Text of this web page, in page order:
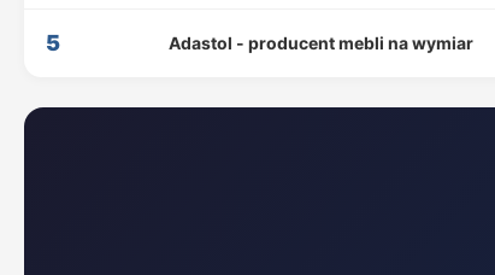
5 Adastol - producent mebli na wymiar